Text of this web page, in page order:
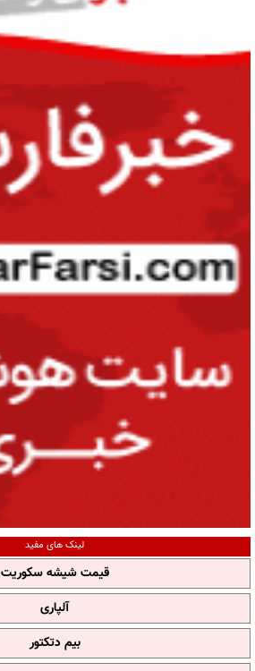
لینک های مفید
قیمت شیشه سکوریت
آلپاری
بیم دتکتور